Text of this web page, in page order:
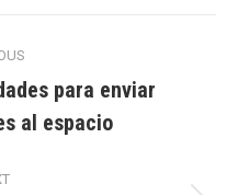
para enviar
al espacio